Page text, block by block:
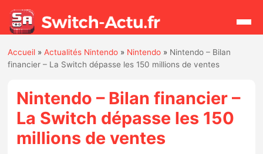
Rechercher
Actualités
Jeux
Accueil »Actualités Nintendo » Nintendo » Nintendo – Bilan
financier – La Switch dépasse les 150 millions de ventes
Nintendo – Bilan financier –
La Switch dépasse les 150
millions de ventes